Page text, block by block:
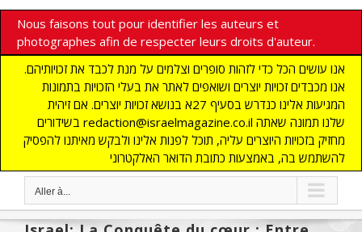
Nous faisons tout pour identifier les auteurs et
photographes afin de respecter leurs droits d'auteur.
אנו עושים הכל כדי לזהות סופרים וצלמים על מנת לכבד את זכויותיהם.
אנו מכבדים זכויות יוצרים ושואפים לאתר את בעלי הזכויות בתמונות
המגיעות אלינו כנדרש בסעיף 27א בנושא זכויות יוצרים. אם זיהית
בשידורים redaction@israelmagazine.co.il שלנו תמונה שאתה
מחזיק בזכויות היוצרים עליה, תוכל לפנות אלינו ולבקש מאיתנו להפסיק
להשתמש בה, באמצעות כתובת הדואר האלקטרוני
Aller à...